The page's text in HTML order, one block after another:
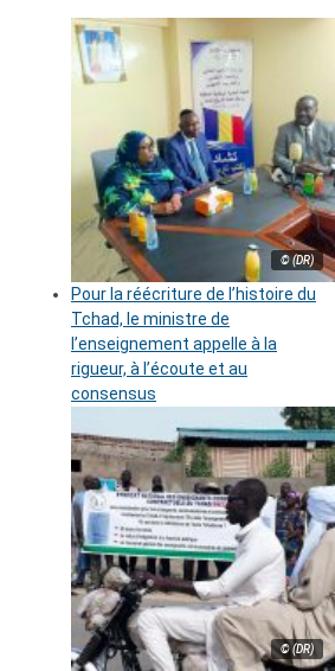
© (DR)
Pour la réécriture de l’histoire du
Tchad, le ministre de
l’enseignement appelle à la
rigueur, à l’écoute et au
consensus
© (DR)